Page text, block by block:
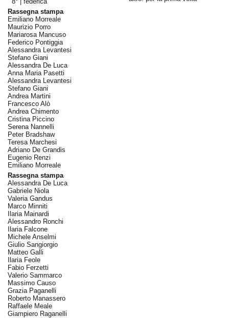
Rassegna stampa
Emiliano Morreale
Maurizio Porro
Mariarosa Mancuso
Federico Pontiggia
Alessandra Levantesi
Stefano Giani
Alessandra De Luca
Anna Maria Pasetti
Alessandra Levantesi
Stefano Giani
Andrea Martini
Francesco Alò
Andrea Chimento
Cristina Piccino
Serena Nannelli
Peter Bradshaw
Teresa Marchesi
Adriano De Grandis
Eugenio Renzi
Emiliano Morreale
Rassegna stampa
Alessandra De Luca
Gabriele Niola
Valeria Gandus
Marco Minniti
Ilaria Mainardi
Alessandro Ronchi
Ilaria Falcone
Michele Anselmi
Giulio Sangiorgio
Matteo Galli
Ilaria Feole
Fabio Ferzetti
Valerio Sammarco
Massimo Causo
Grazia Paganelli
Roberto Manassero
Raffaele Meale
Giampiero Raganelli